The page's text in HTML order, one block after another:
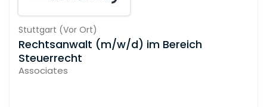
Stuttgart (Vor Ort)
Rechtsanwalt (m/w/d) im Bereich
Steuerrecht
Associates